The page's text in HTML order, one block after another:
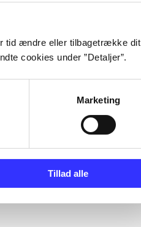
tid ændre eller tilbagetrække dit
cookies under ”Detaljer”.
Marketing
Tillad alle